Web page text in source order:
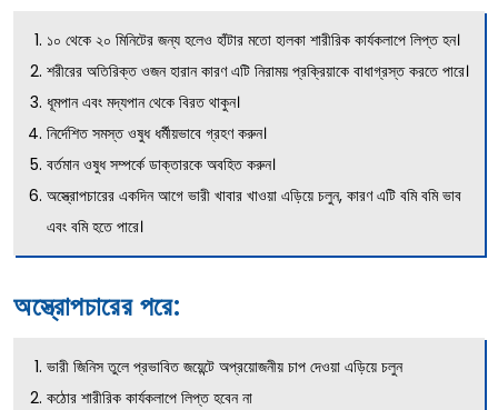
১০ থেকে ২০ মিনিটের জন্য হলেও হাঁটার মতো হালকা শারীরিক কার্যকলাপে লিপ্ত হন।
শরীরের অতিরিক্ত ওজন হারান কারণ এটি নিরাময় প্রক্রিয়াকে বাধাগ্রস্ত করতে পারে।
ধূমপান এবং মদ্যপান থেকে বিরত থাকুন।
নির্দেশিত সমস্ত ওষুধ ধর্মীয়ভাবে গ্রহণ করুন।
বর্তমান ওষুধ সম্পর্কে ডাক্তারকে অবহিত করুন।
অস্ত্রোপচারের একদিন আগে ভারী খাবার খাওয়া এড়িয়ে চলুন, কারণ এটি বমি বমি ভাব
এবং বমি হতে পারে।
অস্ত্রোপচারের পরে:
ভারী জিনিস তুলে প্রভাবিত জয়েন্টে অপ্রয়োজনীয় চাপ দেওয়া এড়িয়ে চলুন
কঠোর শারীরিক কার্যকলাপে লিপ্ত হবেন না